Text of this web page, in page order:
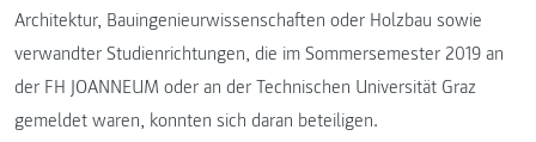
Architektur, Bauingenieurwissenschaften oder Holzbau sowie
verwandter Studienrichtungen, die im Sommersemester 2019 an
der FH JOANNEUM oder an der Technischen Universität Graz
gemeldet waren, konnten sich daran beteiligen.